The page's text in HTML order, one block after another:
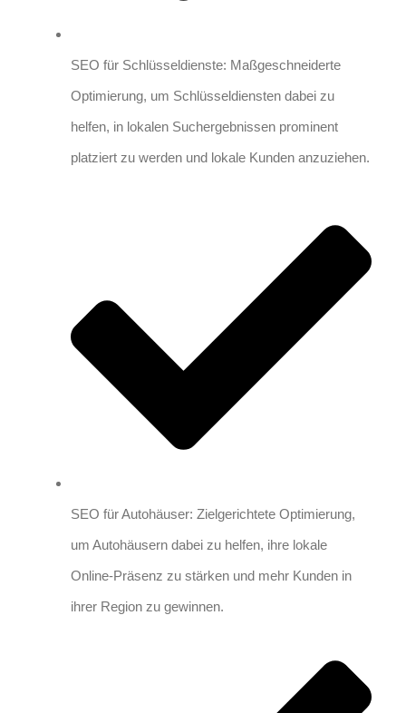
SEO für Schlüsseldienste: Maßgeschneiderte
Optimierung, um Schlüsseldiensten dabei zu
helfen, in lokalen Suchergebnissen prominent
platziert zu werden und lokale Kunden anzuziehen.
SEO für Autohäuser: Zielgerichtete Optimierung,
um Autohäusern dabei zu helfen, ihre lokale
Online-Präsenz zu stärken und mehr Kunden in
ihrer Region zu gewinnen.